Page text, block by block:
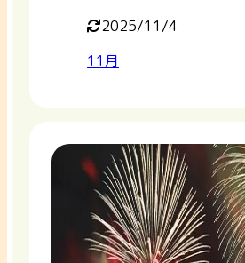
2025/11/4
11月